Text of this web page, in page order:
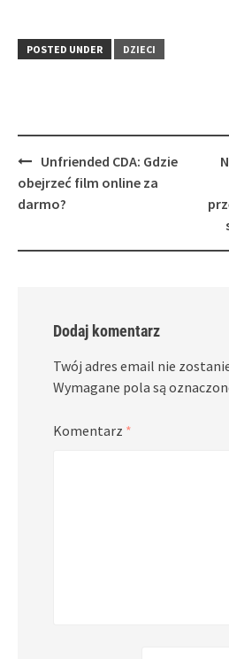
POSTED UNDER DZIECI
Post
navigation
Unfriended CDA: Gdzie
obejrzeć film online za
darmo?
Dodaj komentarz
Twój adres email nie
Wymagane pola są
Komentarz *